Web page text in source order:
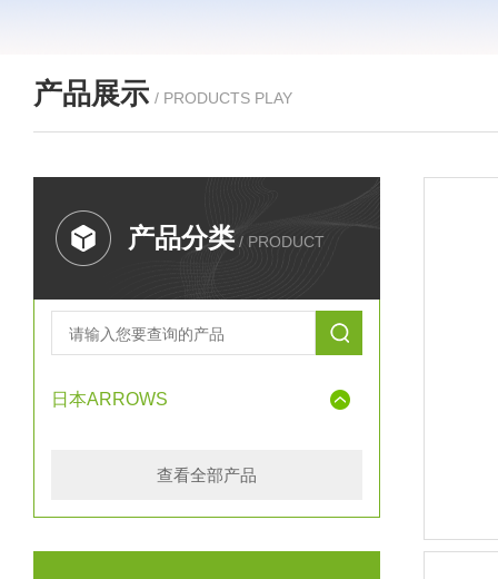
产品展示 / PRODUCTS PLAY
产品分类 / PRODUCT
日本ARROWS
查看全部产品